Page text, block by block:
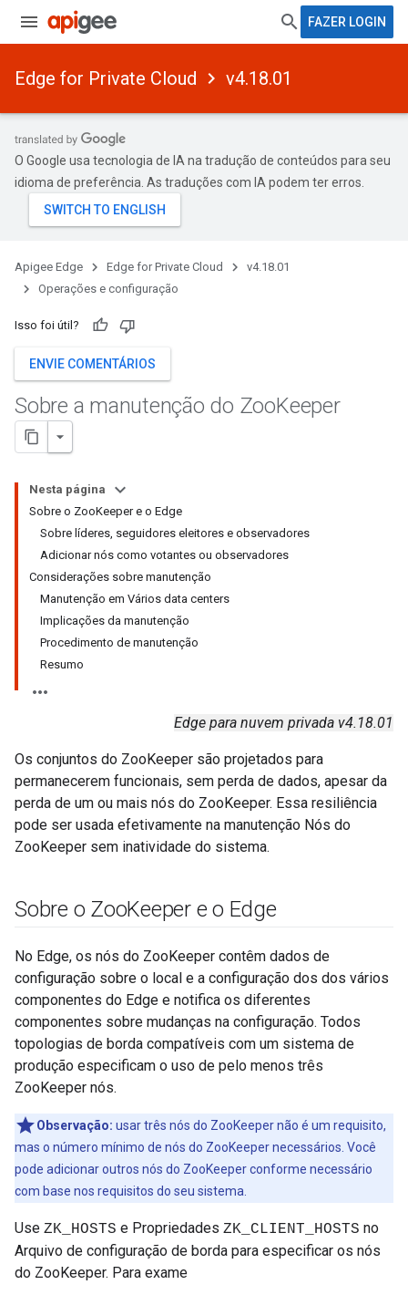
FAZER LOGIN
Edge for Private Cloud v4.18.01
O Google usa tecnologia de IA na tradução de conteúdos para seu
idioma de preferência. As traduções com IA podem ter erros.
Apigee Edge Edge for Private Cloud
v4.18.01
Operações e configuração
Isso foi útil?
ENVIE COMENTÁRIOS
Sobre a manutenção do ZooKeeper
Nesta página
Sobre o ZooKeeper e o Edge
Sobre líderes, seguidores eleitores e observadores
Adicionar nós como votantes ou observadores
Considerações sobre manutenção
Manutenção em Vários data centers
Implicações da manutenção
Procedimento de manutenção
Resumo
Edge para nuvem privada v4.18.01
Os conjuntos do ZooKeeper são projetados para
permanecerem funcionais, sem perda de dados, apesar da
perda de um ou mais nós do ZooKeeper. Essa resiliência
pode ser usada efetivamente na manutenção Nós do
ZooKeeper sem inatividade do sistema.
Sobre o ZooKeeper e o Edge
No Edge, os nós do ZooKeeper contêm dados de
configuração sobre o local e a configuração dos dos vários
componentes do Edge e notifica os diferentes
componentes sobre mudanças na configuração. Todos
topologias de borda compatíveis com um sistema de
produção especificam o uso de pelo menos três
ZooKeeper nós.
Observação: usar três nós do ZooKeeper não é um requisito,
mas o número mínimo de nós do ZooKeeper necessários. Você
pode adicionar outros nós do ZooKeeper conforme necessário
com base nos requisitos do seu sistema.
Use ZK_HOSTS e Propriedades ZK_CLIENT_HOSTS no
Arquivo de configuração de borda para especificar os nós
do ZooKeeper. Para exame